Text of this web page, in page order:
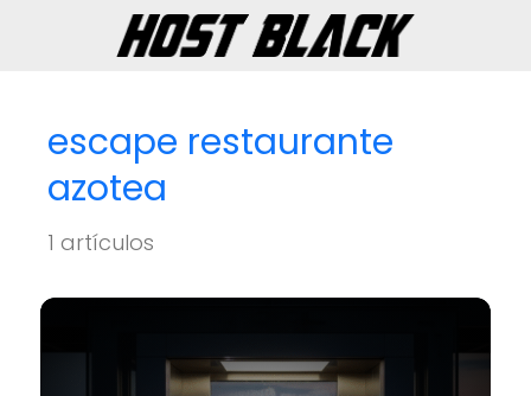
escape restaurante
azotea
1 artículos